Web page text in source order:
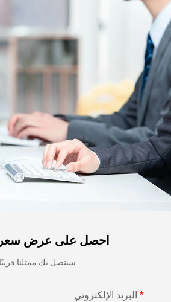
احصل على عرض سعر
سيتصل بك ممثلنا قريبًا.
البريد الإلكتروني